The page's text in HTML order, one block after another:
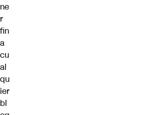
ne
r
fin
a
cu
al
qu
ier
bl